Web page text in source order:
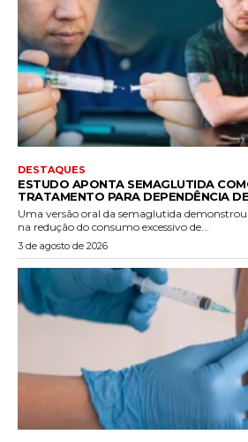
DESTAQUES
ESTUDO APONTA SEMAGLUTIDA
TRATAMENTO PARA DEPENDÊNCIA
Uma versão oral da semaglutida
na redução do consumo excessivo de...
3 de agosto de 2026